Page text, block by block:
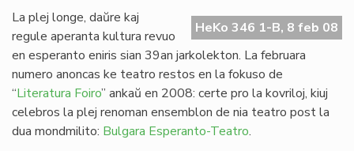
HeKo 346 1-B, 8 feb 08
La plej longe, daŭre kaj
regule aperanta kultura revuo
en esperanto eniris sian 39an jarkolekton. La februara
numero anoncas ke teatro restos en la fokuso de
“Literatura Foiro” ankaŭ en 2008: certe pro la kovriloj, kiuj
celebros la plej renoman ensemblon de nia teatro post la
dua mondmilito: Bulgara Esperanto-Teatro.